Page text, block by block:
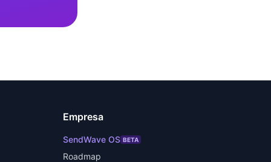
Empresa
SendWave OS BETA
Roadmap